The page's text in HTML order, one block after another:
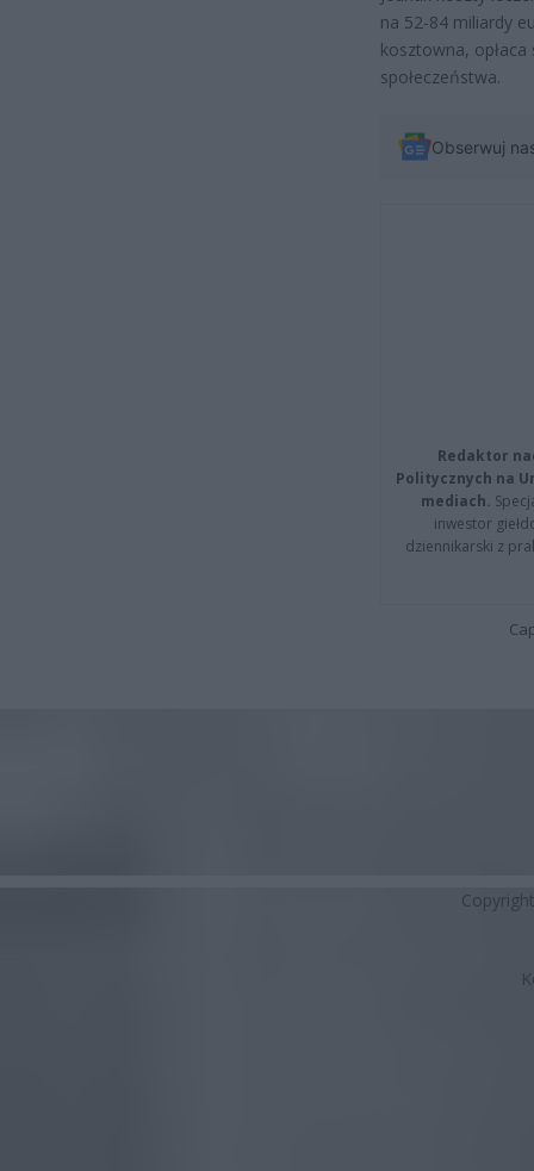
na 52-84 miliardy
kosztowna,
społeczeństwa.
Obserwuj
Redaktor
Politycznych na
mediach.
inwestor
dziennikarski z